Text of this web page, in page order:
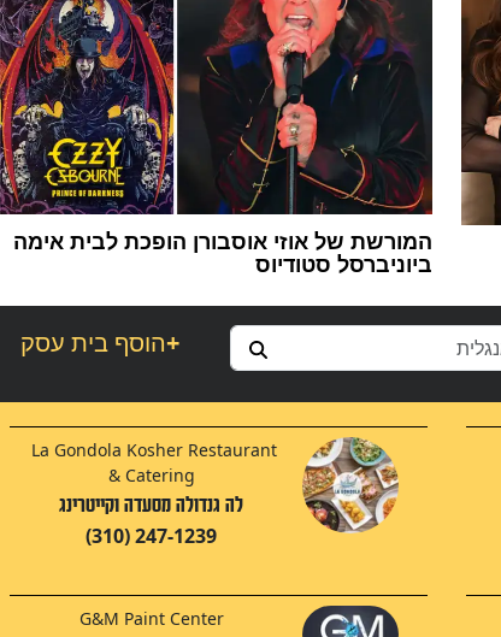
המורשת של אוזי אוסבורן הופכת לבית אימה
ביוניברסל סטודיוס
הוסף בית עסק+
La Gondola Kosher Restaurant
& Catering
לה גנדולה מסעדה וקייטרינג
(310) 247-1239
G&M Paint Center